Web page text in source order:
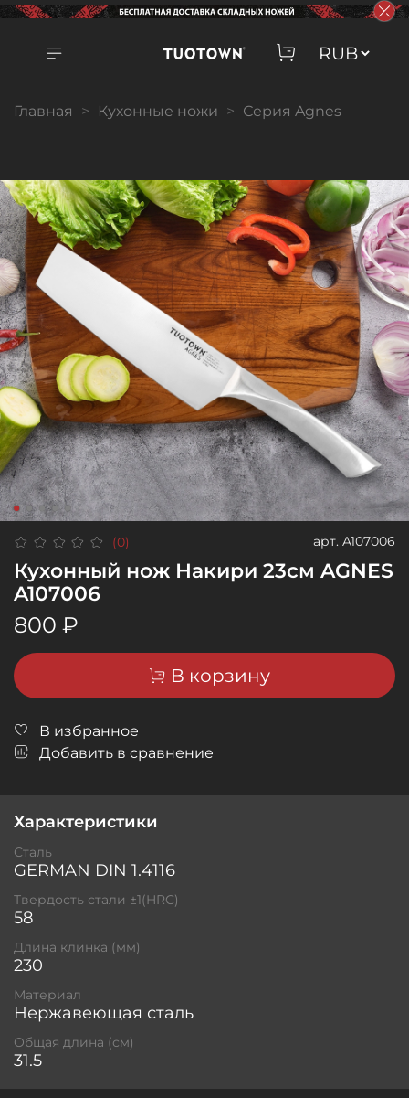
Главная Кухонные ножи Серия Agnes
(0) арт. A107006
Кухонный нож Накири 23см AGNES
A107006
800 ₽
В корзину
В избранное
Добавить в сравнение
Характеристики
Сталь
GERMAN DIN 1.4116
Твердость стали ±1(HRC)
58
Длина клинка (мм)
230
Материал
Нержавеющая сталь
Общая длина (см)
31.5